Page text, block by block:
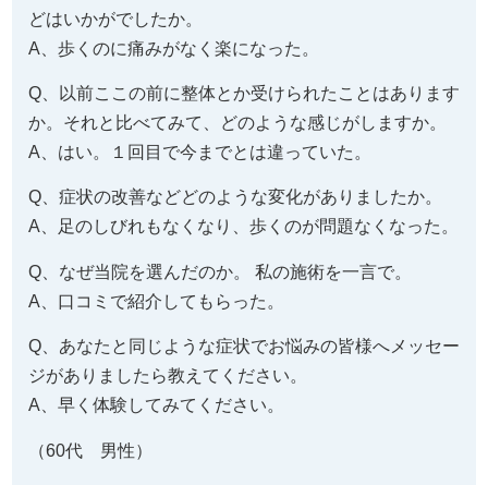
どはいかがでしたか。
A、歩くのに痛みがなく楽になった。
Q、以前ここの前に整体とか受けられたことはあります
か。それと比べてみて、どのような感じがしますか。
A、はい。１回目で今までとは違っていた。
Q、症状の改善などどのような変化がありましたか。
A、足のしびれもなくなり、歩くのが問題なくなった。
Q、なぜ当院を選んだのか。 私の施術を一言で。
A、口コミで紹介してもらった。
Q、あなたと同じような症状でお悩みの皆様へメッセー
ジがありましたら教えてください。
A、早く体験してみてください。
（60代 男性）